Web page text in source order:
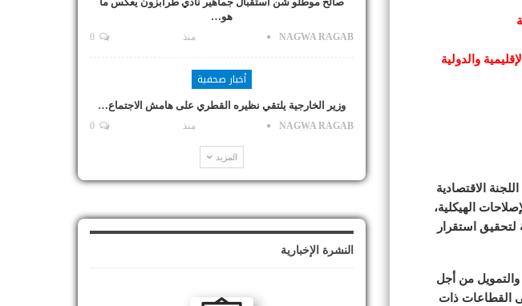
والدولية
الاقتصادية
الهيكلية،
لتحقيق استقرار
والتمويل من أجل
القطاعات ذات
هو…
NAGWA RAGAB منذ
أخبار صحفية
وزير الخارجية يلتقي نظيره القطري على هامش الاجتماع…
NAGWA RAGAB منذ
المزيد
النشرة الإخبارية